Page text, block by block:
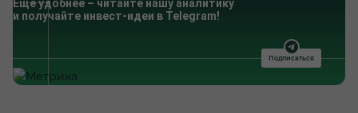
Еще удобнее – читайте нашу аналитику
и получайте инвест-идеи в Telegram!
Подписаться